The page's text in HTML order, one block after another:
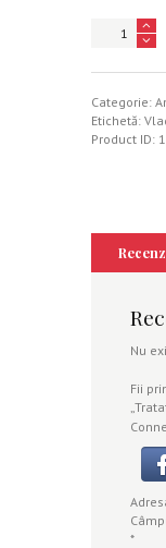
Cantitate
Categorie:
Etichetă:
Product ID:
Nu
Fii
*